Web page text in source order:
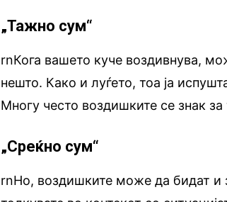
„Тажно сум“
rnКога вашето куче воздивнува,
нешто. Како и луѓето, тоа ја
Многу често воздишките се знак за
„Среќно сум“
rnНо, воздишките може да бидат и